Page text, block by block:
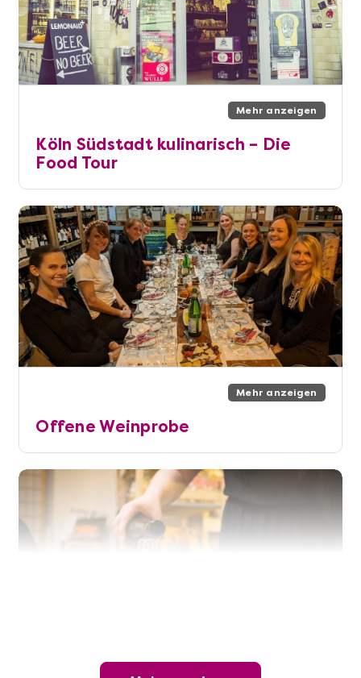
Mehr anzeigen
Köln Südstadt kulinarisch – Die
Food Tour
Mehr anzeigen
Offene Weinprobe